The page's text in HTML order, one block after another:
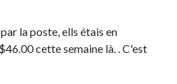
la poste, ells étais en
cette semaine là. . C'est